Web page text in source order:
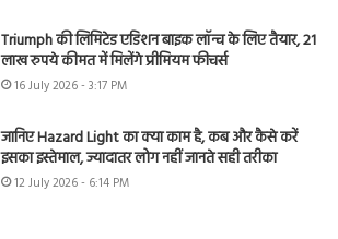
Triumph की लिमिटेड एडिशन बाइक लॉन्च के लिए तैयार, 21
लाख रुपये कीमत में मिलेंगे प्रीमियम फीचर्स
16 July 2026 - 3:17 PM
जानिए Hazard Light का क्या काम है, कब और कैसे करें
इसका इस्तेमाल, ज्यादातर लोग नहीं जानते सही तरीका
12 July 2026 - 6:14 PM